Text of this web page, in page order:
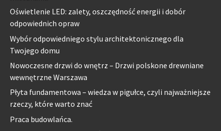
Oświetlenie LED: zalety, oszczędność energii i dobór
odpowiednich opraw
Wybór odpowiedniego stylu architektonicznego dla
Twojego domu
Nowoczesne drzwi do wnętrz – Drzwi polskone drewniane
wewnętrzne Warszawa
Płyta fundamentowa – wiedza w pigułce, czyli najważniejsze
rzeczy, które warto znać
Praca budowlańca.